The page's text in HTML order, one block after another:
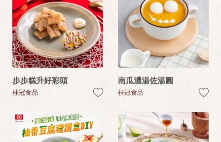
步步糕升好彩頭
桂冠食品
南瓜濃湯佐湯圓
桂冠食品